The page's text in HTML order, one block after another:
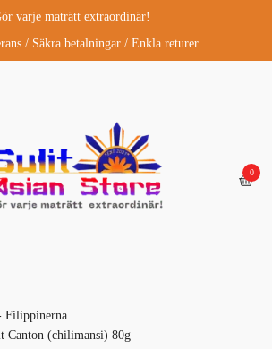
varje maträtt extraordinär!
/ Säkra betalningar / Enkla returer
0
Filippinerna
Canton (chilimansi) 80g